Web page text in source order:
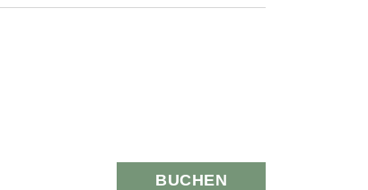
BUCHEN